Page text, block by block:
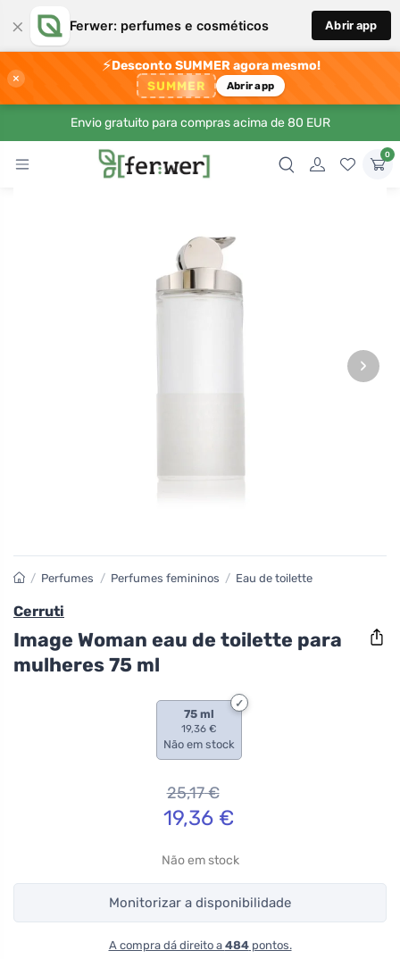
× Ferwer: perfumes e cosméticos Abrir app
×
⚡Desconto SUMMER agora mesmo!
SUMMER Abrir app
Envio gratuito para compras acima de 80 EUR
0
›
/ Perfumes / Perfumes femininos / Eau de toilette
Cerruti
Image Woman eau de toilette para
mulheres 75 ml
75 ml
19,36 €
Não em stock
25,17€
19,36€
Não em stock
Monitorizar a disponibilidade
A compra dá direito a 484pontos.